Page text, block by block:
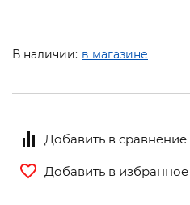
В наличии: в магазине
Добавить в сравнение
Добавить в избранное